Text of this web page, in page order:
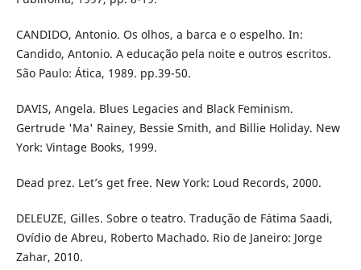
CANDIDO, Antonio. Os olhos, a barca e o espelho. In:
Candido, Antonio. A educação pela noite e outros escritos.
São Paulo: Ática, 1989. pp.39-50.
DAVIS, Angela. Blues Legacies and Black Feminism.
Gertrude 'Ma' Rainey, Bessie Smith, and Billie Holiday. New
York: Vintage Books, 1999.
Dead prez. Let’s get free. New York: Loud Records, 2000.
DELEUZE, Gilles. Sobre o teatro. Tradução de Fátima Saadi,
Ovídio de Abreu, Roberto Machado. Rio de Janeiro: Jorge
Zahar, 2010.